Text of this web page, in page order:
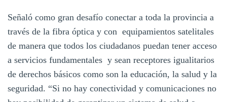
Señaló como gran desafío conectar a toda la provincia a
través de la fibra óptica y con equipamientos satelitales
de manera que todos los ciudadanos puedan tener acceso
a servicios fundamentales y sean receptores igualitarios
de derechos básicos como son la educación, la salud y la
seguridad. “Si no hay conectividad y comunicaciones no